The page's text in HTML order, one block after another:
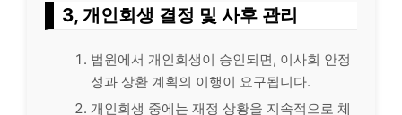
3, 개인회생 결정 및 사후 관리
법원에서 개인회생이 승인되면, 이사회 안정
성과 상환 계획의 이행이 요구됩니다.
개인회생 중에는 재정 상황을 지속적으로 체